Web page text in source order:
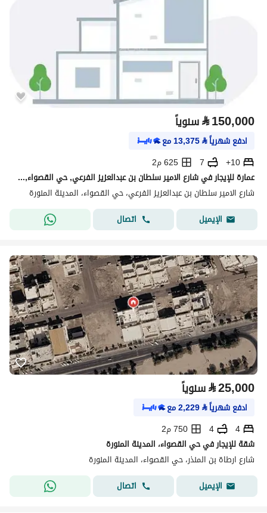
⃁150,000 سنوياً
ادفع شهرياً⃁
13,375مع
10+
7
625 م2
عمارة للإيجار في شارع الامير سلطان بن عبدالعزيز الفرعي, حي القصواء, مدينة المدينة المنورة
شارع الامير سلطان بن عبدالعزيز الفرعي، حي القصواء، المدينة المنورة
الإيميل
اتصال
⃁25,000 سنوياً
ادفع شهرياً⃁
2,229مع
4
4
750 م2
شقة للإيجار في حي القصواء، المدينة المنورة
شارع ارطاة بن المنذر، حي القصواء، المدينة المنورة
الإيميل
اتصال